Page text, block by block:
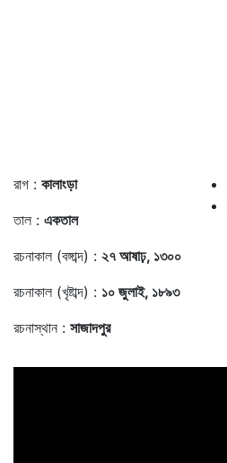
রাগ : কালাংড়া
তাল : একতাল
রচনাকাল (বঙ্গাব্দ) : ২৭ আষাঢ়, ১৩০০
রচনাকাল (খৃষ্টাব্দ) : ১০ জুলাই, ১৮৯৩
রচনাস্থান : সাজাদপুর